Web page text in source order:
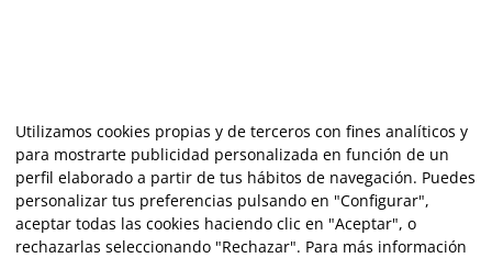
Utilizamos cookies propias y de terceros con fines analíticos y
para mostrarte publicidad personalizada en función de un
perfil elaborado a partir de tus hábitos de navegación. Puedes
personalizar tus preferencias pulsando en "Configurar",
aceptar todas las cookies haciendo clic en "Aceptar", o
rechazarlas seleccionando "Rechazar". Para más información